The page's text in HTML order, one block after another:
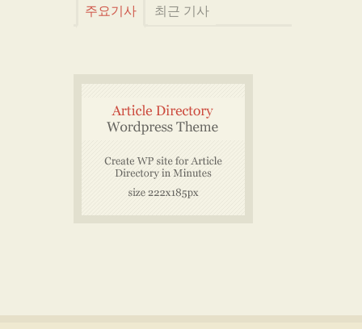
주요기사 최근 기사